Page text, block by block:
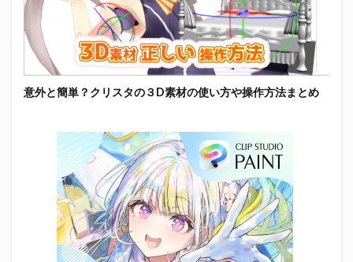
意外と簡単？クリスタの３D素材の使い方や操作方法まとめ